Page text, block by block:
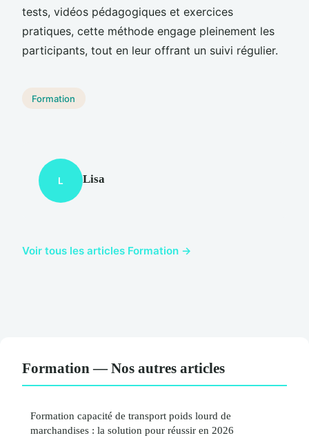
tests, vidéos pédagogiques et exercices
pratiques, cette méthode engage pleinement les
participants, tout en leur offrant un suivi régulier.
Formation
L Lisa
Voir tous les articles Formation →
Formation — Nos autres articles
Formation capacité de transport poids lourd de
marchandises : la solution pour réussir en 2026